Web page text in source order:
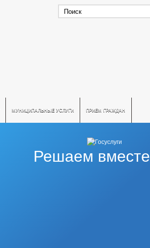
МУНИЦИПАЛЬНЫЕ УСЛУГИ ПРИЕМ ГРАЖДАН
Решаем вместе